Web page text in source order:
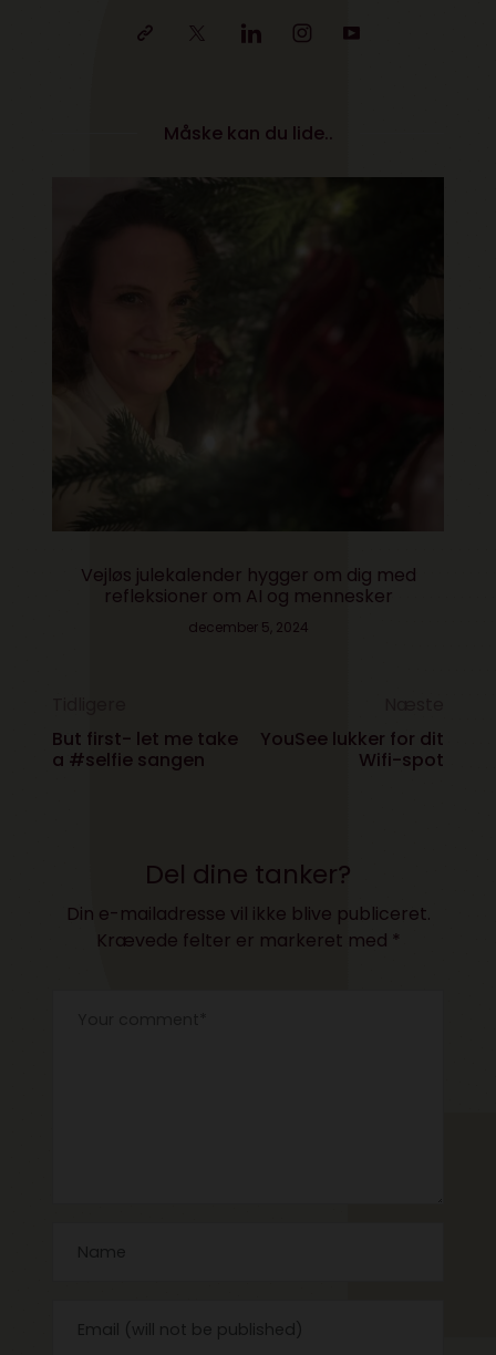
Måske kan du lide..
Vejløs julekalender hygger om dig med
refleksioner om AI og mennesker
december 5, 2024
But first- let me take
a #selfie sangen
YouSee lukker for dit
Wifi-spot
Del dine tanker?
Din e-mailadresse vil ikke blive publiceret.
Krævede felter er markeret med *